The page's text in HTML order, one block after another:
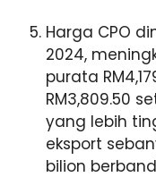
Harga CPO
2024,
purata
RM3,809.50
yang lebih
eksport
bilion